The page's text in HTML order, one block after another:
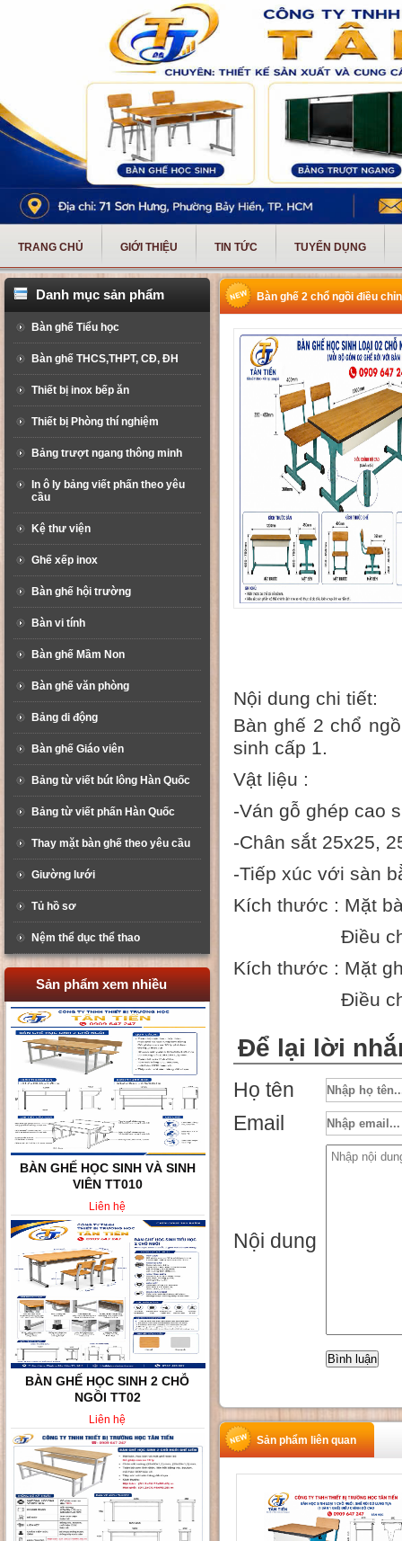
TRANG CHỦ GIỚI THIỆU TIN TỨC TUYỂN DỤNG
Danh mục sản phẩm
Bàn ghế Tiểu học
Bàn ghế THCS,THPT, CĐ, ĐH
Thiết bị inox bếp ăn
Thiết bị Phòng thí nghiệm
Bảng trượt ngang thông minh
In ô ly bảng viết phấn theo yêu
cầu
Kệ thư viện
Ghế xếp inox
Bàn ghế hội trường
Bàn vi tính
Bàn ghế Mầm Non
Bàn ghế văn phòng
Bảng di động
Bàn ghế Giáo viên
Bảng từ viết bút lông Hàn Quốc
Bảng từ viết phấn Hàn Quốc
Thay mặt bàn ghế theo yêu cầu
Giường lưới
Tủ hồ sơ
Nệm thể dục thể thao
Sản phẩm xem nhiều
BÀN GHẾ HỌC SINH 2 CHỖ
NGỒI TT02
Liên hệ
BÀN GHẾ HỌC SINH KHÔNG
TỰA LƯNG TT008
Liên hệ
Bàn ghế 2 chổ ngồi điều
Nội dung chi tiết:
Bàn ghế 2 chổ
sinh cấp 1.
Vật liệu :
-Ván gỗ ghép cao
-Chân sắt 25x25,
-Tiếp xúc với sàn
Kích thước : Mặt
Điều chỉnh
Kích thước : Mặt
Điều chỉnh
Để lại lời
Họ tên
Email
Nội dung
Sản phẩm liên quan